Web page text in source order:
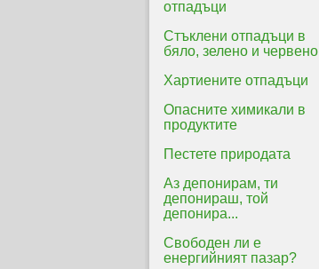
отпадъци
Стъклени отпадъци в
бяло, зелено и червено
Хартиените отпадъци
Опасните химикали в
продуктите
Пестете природата
Аз депонирам, ти
депонираш, той
депонира...
Свободен ли е
енергийният пазар?